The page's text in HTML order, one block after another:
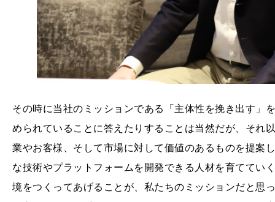
その時に当社のミッションである「主体性を挽き出す」
められていることに答えたりすることは当然だが、それ
業やお客様、そして市場に対して価値のあるものを提案
な技術やプラットフォームを開発できる人材を育ててい
境をつくってあげることが、私たちのミッションだと思